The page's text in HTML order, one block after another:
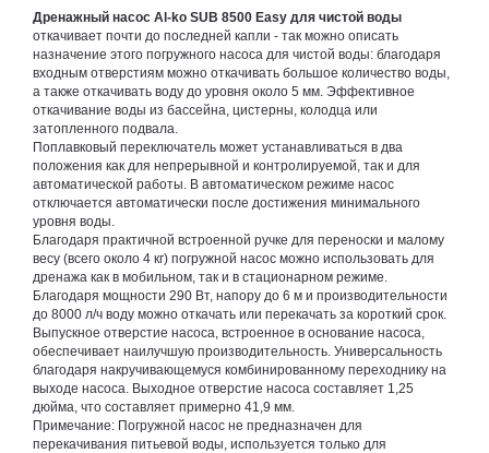
Дренажный насос Al-ko SUB 8500 Easy для чистой воды
откачивает почти до последней капли - так можно описать
назначение этого погружного насоса для чистой воды: благодаря
входным отверстиям можно откачивать большое количество воды,
а также откачивать воду до уровня около 5 мм. Эффективное
откачивание воды из бассейна, цистерны, колодца или
затопленного подвала.
Поплавковый переключатель может устанавливаться в два
положения как для непрерывной и контролируемой, так и для
автоматической работы. В автоматическом режиме насос
отключается автоматически после достижения минимального
уровня воды.
Благодаря практичной встроенной ручке для переноски и малому
весу (всего около 4 кг) погружной насос можно использовать для
дренажа как в мобильном, так и в стационарном режиме.
Благодаря мощности 290 Вт, напору до 6 м и производительности
до 8000 л/ч воду можно откачать или перекачать за короткий срок.
Выпускное отверстие насоса, встроенное в основание насоса,
обеспечивает наилучшую производительность. Универсальность
благодаря накручивающемуся комбинированному переходнику на
выходе насоса. Выходное отверстие насоса составляет 1,25
дюйма, что составляет примерно 41,9 мм.
Примечание: Погружной насос не предназначен для
перекачивания питьевой воды, используется только для